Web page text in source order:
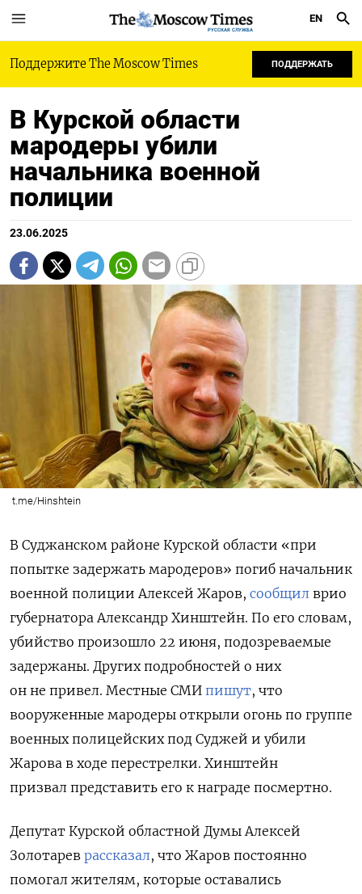
РУССКАЯ СЛУЖБА
EN
Поддержите The Moscow Times ПОДДЕРЖАТЬ
В Курской области
мародеры убили
начальника военной
полиции
23.06.2025
t.me/Hinshtein
В Суджанском районе Курской области «при
попытке задержать мародеров» погиб начальник
военной полиции Алексей Жаров, сообщил врио
губернатора Александр Хинштейн. По его словам,
убийство произошло 22 июня, подозреваемые
задержаны. Других подробностей о них
он не привел. Местные СМИ пишут, что
вооруженные мародеры открыли огонь по группе
военных полицейских под Суджей и убили
Жарова в ходе перестрелки. Хинштейн
призвал представить его к награде посмертно.
Депутат Курской областной Думы Алексей
Золотарев рассказал, что Жаров постоянно
помогал жителям, которые оставались